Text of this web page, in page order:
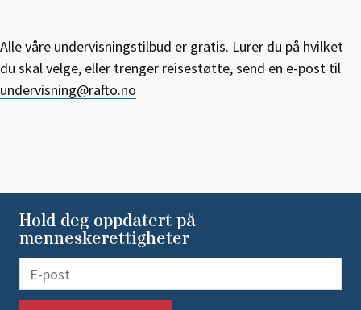
Alle våre undervisningstilbud er gratis. Lurer du på hvilket
du skal velge, eller trenger reisestøtte, send en e-post til
undervisning@rafto.no
Hold deg oppdatert på
menneskerettigheter